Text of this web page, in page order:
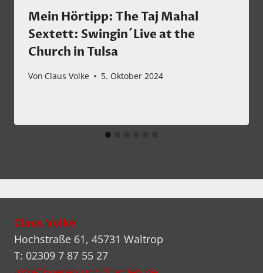
Mein Hörtipp: The Taj Mahal
Sextett: Swingin´Live at the
Church in Tulsa
Von Claus Volke 5. Oktober 2024
Claus Volke
Hochstraße 61, 45731 Waltrop
T: 02309 7 87 55 27